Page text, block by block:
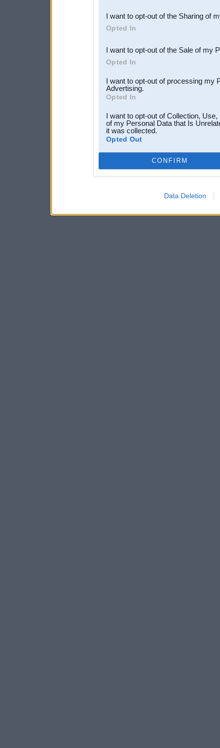
Downstream Participants
third parties.
I want to opt-out of the Sharing of
Opted In
I want to opt-out of the Sale of my
Opted In
I want to opt-out of processing my
Advertising.
Opted In
I want to opt-out of Collection,
of my Personal Data that Is
it was collected.
Opted Out
CONFIRM
Data Deletion